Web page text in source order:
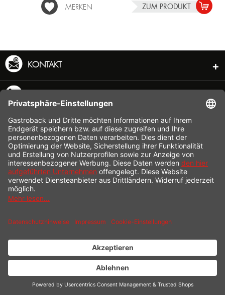
MERKEN ZUM PRODUKT
KONTAKT
INFORMATION
SHOP SERVICE
VERSAND
* Alle Preise inkl. gesetzl. Mehrwertsteuer zzgl.
Nachnahmegebühren, wenn nicht anders beschrieben